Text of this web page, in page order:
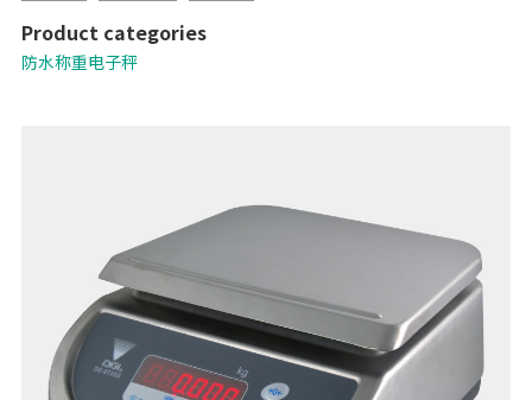
Product categories
防水称重电子秤